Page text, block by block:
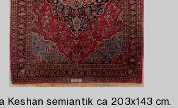
Keshan semiantik ca 203x143 cm.